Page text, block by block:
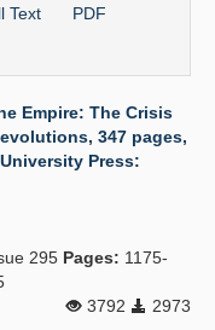
Text PDF
Empire: The Crisis
347 pages,
Press:
295 Pages: 1175-
3792
2973